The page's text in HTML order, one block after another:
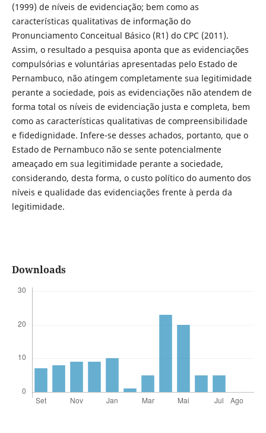
(1999) de níveis de evidenciação; bem como as
características qualitativas de informação do
Pronunciamento Conceitual Básico (R1) do CPC (2011).
Assim, o resultado a pesquisa aponta que as evidenciações
compulsórias e voluntárias apresentadas pelo Estado de
Pernambuco, não atingem completamente sua legitimidade
perante a sociedade, pois as evidenciações não atendem de
forma total os níveis de evidenciação justa e completa, bem
como as características qualitativas de compreensibilidade
e fidedignidade. Infere-se desses achados, portanto, que o
Estado de Pernambuco não se sente potencialmente
ameaçado em sua legitimidade perante a sociedade,
considerando, desta forma, o custo político do aumento dos
níveis e qualidade das evidenciações frente à perda da
legitimidade.
Downloads